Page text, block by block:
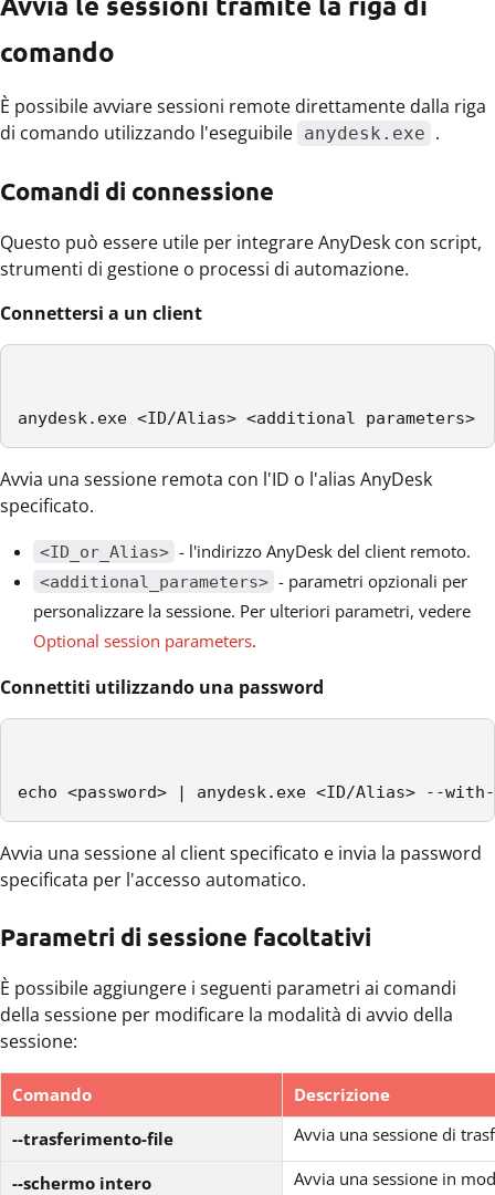
comando
È possibile avviare sessioni remote direttamente dalla riga
di comando utilizzando l'eseguibile anydesk.exe .
Comandi di connessione
Questo può essere utile per integrare AnyDesk con script,
strumenti di gestione o processi di automazione.
Connettersi a un client
anydesk.exe <ID/Alias> <additional parameters>
Avvia una sessione remota con l'ID o l'alias AnyDesk
specificato.
<ID_or_Alias> - l'indirizzo AnyDesk del client remoto.
<additional_parameters> - parametri opzionali per
personalizzare la sessione. Per ulteriori parametri, vedere
Optional session parameters.
Connettiti utilizzando una password
echo <password> | anydesk.exe <ID/Alias> --with-
Avvia una sessione al client specificato e invia la password
specificata per l'accesso automatico.
Parametri di sessione facoltativi
È possibile aggiungere i seguenti parametri ai comandi
della sessione per modificare la modalità di avvio della
sessione:
Comando
Descrizione
--trasferimento-file
Avvia una sessione di
--schermo intero Avvia una sessione in